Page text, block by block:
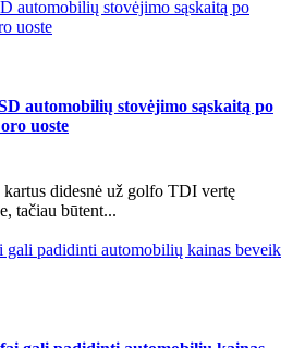
automobilių stovėjimo sąskaitą po
uoste
automobilių stovėjimo sąskaitą po
uoste
didesnė už golfo TDI vertę
tačiau būtent...
padidinti automobilių kainas beveik